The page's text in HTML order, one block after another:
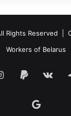
Rights Reserved |
Workers of Belarus
Instagram
Paypal
Google